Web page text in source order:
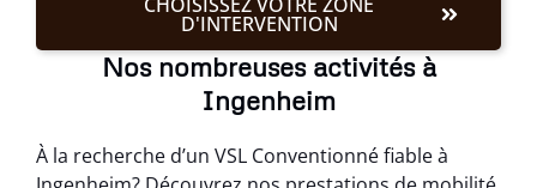
D'INTERVENTION
Nos nombreuses activités à
Ingenheim
À la recherche d’un VSL Conventionné fiable à